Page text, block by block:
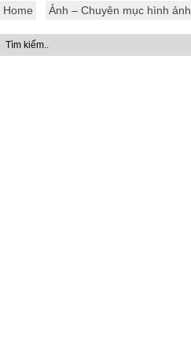
Home Ảnh – Chuyên mục hình ảnh